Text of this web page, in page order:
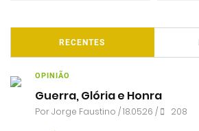
RECENTES
OPINIÃO
Guerra, Glória e Honra
PorJorge Faustino / 18.05.26 / 208